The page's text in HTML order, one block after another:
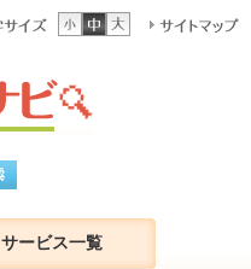
サービス一覧